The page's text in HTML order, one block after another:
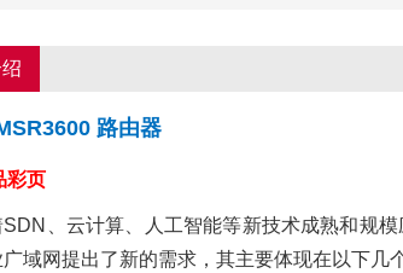
路由器
彩页
SDN、云计算、人工智能等新技术成熟和规
域网提出了新的需求，其主要体现在以下几